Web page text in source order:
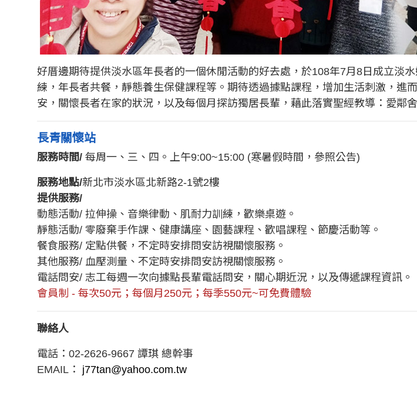
好厝邊期待提供淡水區年長者的一個休閒活動的好去處，於108年7月8日成立淡
練，年長者共餐，靜態養生保健課程等。期待透過據點課程，增加生活刺激，進
安，關懷長者在家的狀況，以及每個月探訪獨居長輩，藉此落實聖經教導：愛鄰舍
長青關懷站
服務時間/ 每周一、三、四。上午9:00~15:00 (寒暑假時間，參照公告)
服務地點/新北市淡水區北新路2-1號2樓
提供服務/
動態活動/ 拉伸操、音樂律動、肌耐力訓練，歡樂桌遊。
靜態活動/ 零廢棄手作課、健康講座、園藝課程、歡唱課程、節慶活動等。
餐食服務/ 定點供餐，不定時安排問安訪視關懷服務。
其他服務/ 血壓測量、不定時安排問安訪視關懷服務。
電話問安/ 志工每週一次向據點長輩電話問安，關心期近況，以及傳遞課程資訊。
會員制 - 每次50元；每個月250元；每季550元~可免費體驗
聯絡人
電話：02-2626-9667 譚琪 總幹事
EMAIL： j77tan@yahoo.com.tw